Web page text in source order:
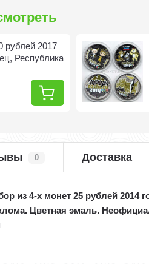
рублей 2017
Республика
0 Доставка
из 4-х монет 25 рублей 2014
Цветная эмаль.